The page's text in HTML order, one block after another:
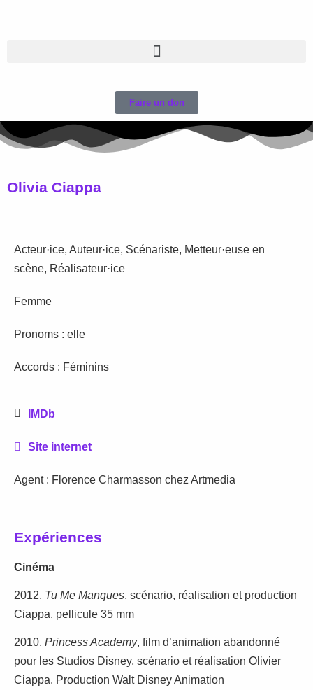
Faire un don
Olivia Ciappa
Acteur·ice, Auteur·ice, Scénariste, Metteur·euse en
scène, Réalisateur·ice
Femme
Pronoms : elle
Accords : Féminins
IMDb
Site internet
Agent : Florence Charmasson chez Artmedia
Expériences
Cinéma
2012, Tu Me Manques, scénario, réalisation et production
Ciappa. pellicule 35 mm
2010, Princess Academy, film d’animation abandonné
pour les Studios Disney, scénario et réalisation Olivier
Ciappa. Production Walt Disney Animation